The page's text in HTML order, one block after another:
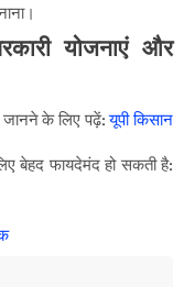
योजनाएं और
जानने के लिए पढ़ें: यूपी किसान
बेहद फायदेमंद हो सकती है: